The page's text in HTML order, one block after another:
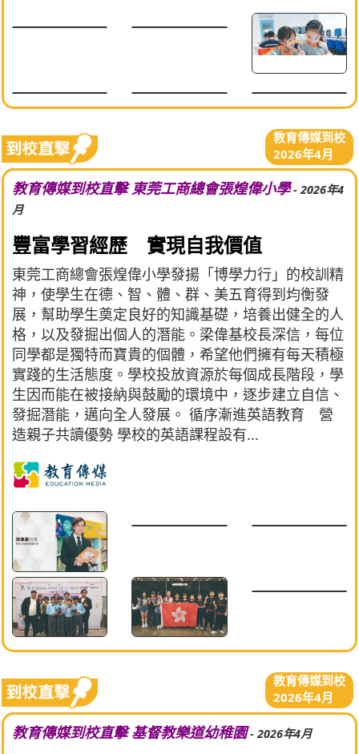
教育傳媒到校
2026年4月
教育傳媒到校直擊 東莞工商總會張煌偉小學- 2026年4
月
豐富學習經歷 實現自我價值
東莞工商總會張煌偉小學發揚「博學力行」的校訓精
神，使學生在德、智、體、群、美五育得到均衡發
展，幫助學生奠定良好的知識基礎，培養出健全的人
格，以及發掘出個人的潛能。梁偉基校長深信，每位
同學都是獨特而寶貴的個體，希望他們擁有每天積極
實踐的生活態度。學校投放資源於每個成長階段，學
生因而能在被接納與鼓勵的環境中，逐步建立自信、
發掘潛能，邁向全人發展。 循序漸進英語教育 營
造親子共讀優勢 學校的英語課程設有...
教育傳媒到校
2026年4月
教育傳媒到校直擊 基督教樂道幼稚園- 2026年4月